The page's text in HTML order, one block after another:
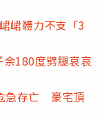
峮體力不支「3
180度劈腿哀哀
急存亡 豪宅頂